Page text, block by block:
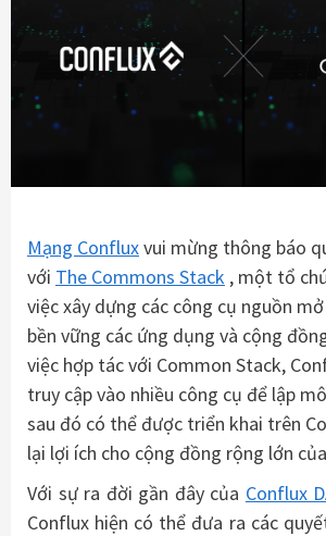
Mạng Confluxvui mừng thông báo
với The Commons Stack , một tổ
việc xây dựng các công cụ nguồn
bền vững các ứng dụng và cộng
việc hợp tác với Common Stack,
truy cập vào nhiều công cụ để lập
sau đó có thể được triển khai trên
lại lợi ích cho cộng đồng rộng lớn
Với sự ra đời gần đây của Conflux
Conflux hiện có thể đưa ra các